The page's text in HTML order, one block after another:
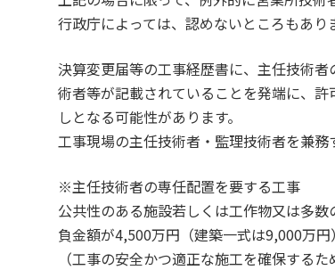
行政庁によっては、認めないところもあり
決算変更届等の工事経歴書に、主任技術
術者等が記載されていることを発端に、
しとなる可能性があります。
工事現場の主任技術者・監理技術者を兼務
※主任技術者の専任配置を要する工事
公共性のある施設若しくは工作物又は多
負金額が4,500万円（建築一式は9,000万
（工事の安全かつ適正な施工を確保する